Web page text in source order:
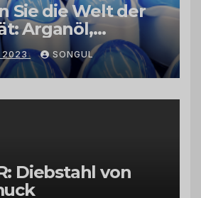
Sie die Welt der
Arganöl,
und
von
und Anbietern
2023 SONGUL
Diebstahl von